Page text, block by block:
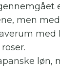
men
med
løn,